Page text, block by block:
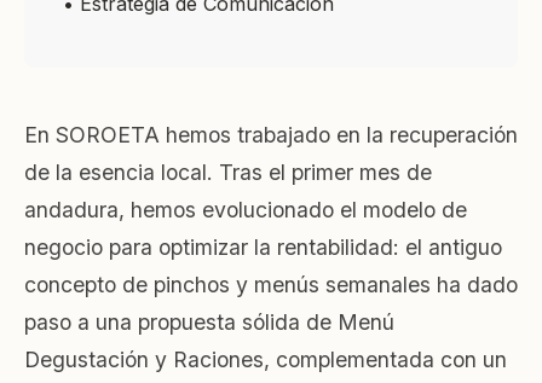
En SOROETA hemos trabajado en la recuperación
de la esencia local. Tras el primer mes de
andadura, hemos evolucionado el modelo de
negocio para optimizar la rentabilidad: el antiguo
concepto de pinchos y menús semanales ha dado
paso a una propuesta sólida de Menú
Degustación y Raciones, complementada con un